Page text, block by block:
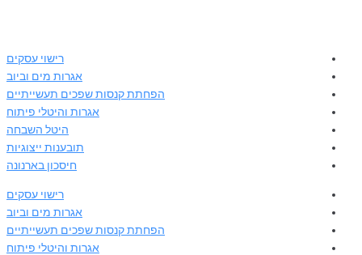
רישוי עסקים
אגרות מים וביוב
הפחתת קנסות שפכים תעשייתיים
אגרות והיטלי פיתוח
היטל השבחה
תובענות ייצוגיות
חיסכון בארנונה
רישוי עסקים
אגרות מים וביוב
הפחתת קנסות שפכים תעשייתיים
אגרות והיטלי פיתוח